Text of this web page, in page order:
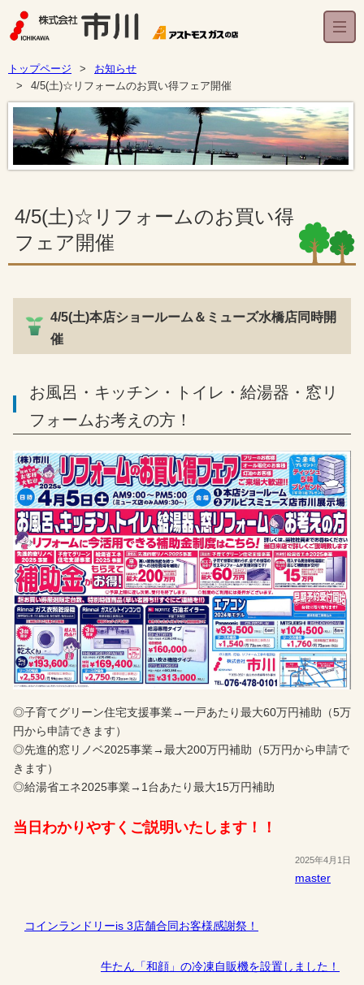
トップページ
お知らせ
4/5(土)☆リフォームのお買い得フェア開催
4/5(土)☆リフォームのお買い得
フェア開催
4/5(土)本店ショールーム＆ミューズ水橋店同時開
催
お風呂・キッチン・トイレ・給湯器・窓リ
フォームお考えの方！
◎子育てグリーン住宅支援事業→一戸あたり最大60万円補助（5万
円から申請できます）
◎先進的窓リノベ2025事業→最大200万円補助（5万円から申請で
きます）
◎給湯省エネ2025事業→1台あたり最大15万円補助
当日わかりやすくご説明いたします！！
2025年4月1日
master
コインランドリーis 3店舗合同お客様感謝祭！
牛たん「和顔」の冷凍自販機を設置しました！